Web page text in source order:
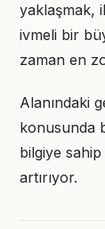
yaklaşmak,
ivmeli bir
zaman en
Alanındaki
konusunda
bilgiye
artırıyor.